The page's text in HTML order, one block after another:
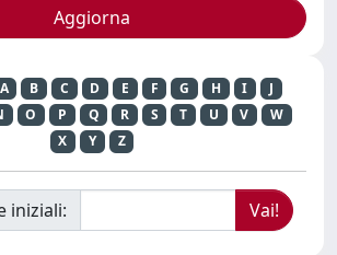
A B C D E F G H I
J
O P Q R S T U V
W
X
Y Z
iniziali: